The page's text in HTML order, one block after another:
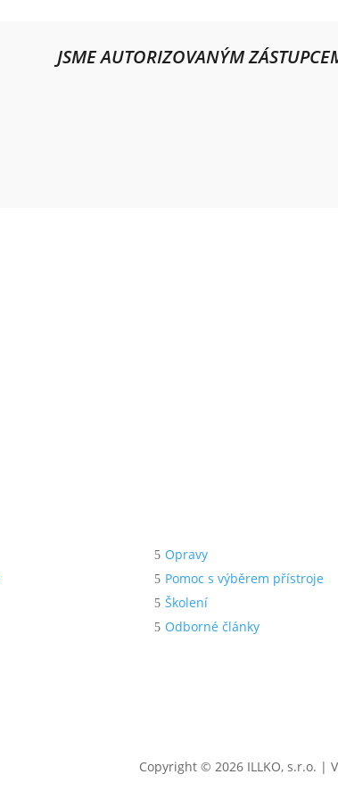
JSME AUTORIZOVANÝM
Opravy
Pomoc s výběrem přístroje
Školení
Odborné články
Copyright © 2026 ILLKO, s.r.o. |